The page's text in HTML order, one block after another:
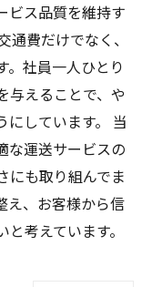
ビス品質を維持す
通費だけでなく、
。社員一人ひとり
与えることで、や
にしています。 当
な運送サービスの
にも取り組んでま
え、お客様から信
考えています。